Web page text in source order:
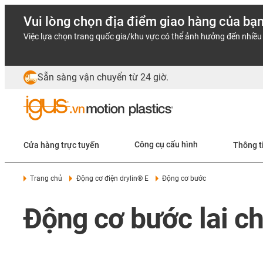
Vui lòng chọn địa điểm giao hàng của
Việc lựa chọn trang quốc gia/khu vực có thể ảnh hưởng đến
Sẵn sàng vận chuyển từ 24 giờ.
Cửa hàng trực tuyến Công cụ cấu hình Thông
Trang chủ Động cơ điện drylin® E Động cơ bước
Động cơ bước lai